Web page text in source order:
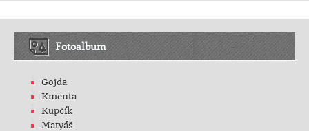
Fotoalbum
Gojda
Kmenta
Kupčík
Matyáš